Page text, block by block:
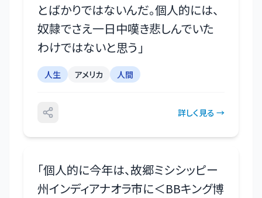
とばかりではないんだ。個人的には、
奴隷でさえ一日中嘆き悲しんでいた
わけではないと思う 」
人生 アメリカ 人間
詳しく見る →
「個人的に今年は、故郷ミシシッピー
州インディアナオラ市に＜BBキング博